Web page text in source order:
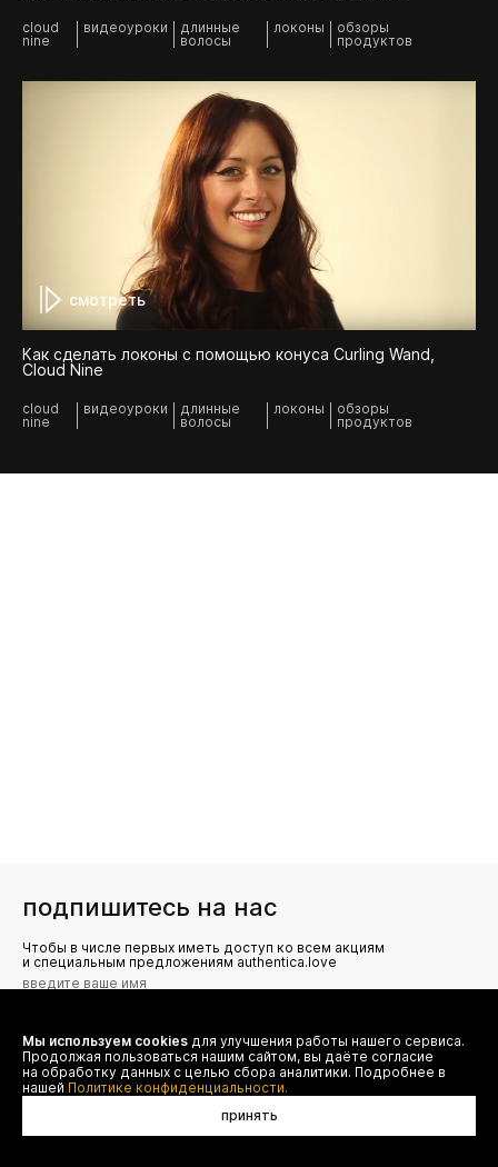
cloud
nine
видеоуроки
длинные
волосы
локоны
обзоры
продуктов
смотреть
Как сделать локоны с помощью конуса Curling Wand,
Cloud Nine
cloud
nine
видеоуроки
длинные
волосы
локоны
обзоры
продуктов
подпишитесь на нас
Чтобы в числе первых иметь доступ ко всем акциям
и специальным предложениям authentica.love
Я даю согласие на сбор, обработку и хранение моих
персональных данных (имя, email, телефон) для получения
рекламных и информационных рассылок от ООО 'БТ
Юнайтед', а также ознакомлен(а) с
Политикой конфиденциальности
Мы используем cookies для улучшения работы нашего сервиса.
Продолжая пользоваться нашим сайтом, вы даёте согласие
на обработку данных с целью сбора аналитики. Подробнее в
нашей Политике конфиденциальности.
принять